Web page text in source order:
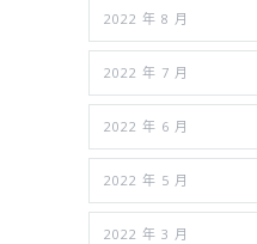
2022 年 8 月
2022 年 7 月
2022 年 6 月
2022 年 5 月
2022 年 3 月